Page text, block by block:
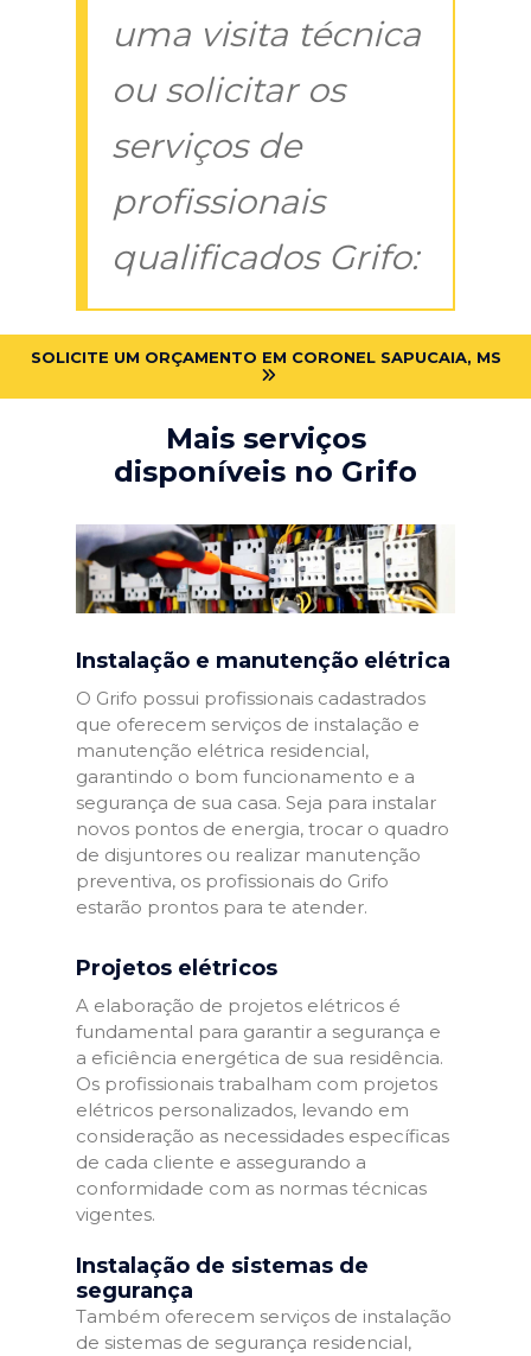
uma visita técnica
ou solicitar os
serviços de
profissionais
qualificados Grifo:
SOLICITE UM ORÇAMENTO EM CORONEL SAPUCAIA, MS
Mais serviços
disponíveis no Grifo
Instalação e manutenção elétrica
O Grifo possui profissionais cadastrados
que oferecem serviços de instalação e
manutenção elétrica residencial,
garantindo o bom funcionamento e a
segurança de sua casa. Seja para instalar
novos pontos de energia, trocar o quadro
de disjuntores ou realizar manutenção
preventiva, os profissionais do Grifo
estarão prontos para te atender.
Projetos elétricos
A elaboração de projetos elétricos é
fundamental para garantir a segurança e
a eficiência energética de sua residência.
Os profissionais trabalham com projetos
elétricos personalizados, levando em
consideração as necessidades específicas
de cada cliente e assegurando a
conformidade com as normas técnicas
vigentes.
Instalação de sistemas de
segurança
Também oferecem serviços de instalação
de sistemas de segurança residencial,